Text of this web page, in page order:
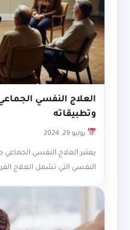
العلاج النفسي
وتطبيقاته
يوليو 29, 2024
يعتبر العلاج النفسي
النفسي التي تشمل العلاج